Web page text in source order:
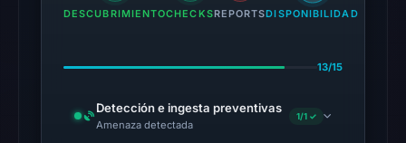
domain
no
timestamp
DESCUBRIMIENTOCHECKSREPORTSDISPONIBILIDAD
13/15
Detección e ingesta preventivas
Amenaza detectada
1/1 ✓